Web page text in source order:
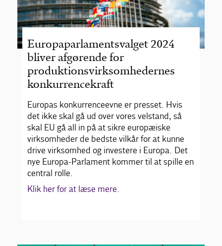
Europaparlamentsvalget 2024
bliver afgørende for
produktionsvirksomhedernes
konkurrencekraft
Europas konkurrenceevne er presset. Hvis
det ikke skal gå ud over vores velstand, så
skal EU gå all in på at sikre europæiske
virksomheder de bedste vilkår for at kunne
drive virksomhed og investere i Europa. Det
nye Europa-Parlament kommer til at spille en
central rolle.
Klik her for at læse mere.